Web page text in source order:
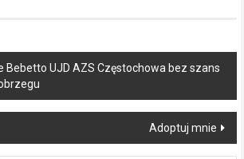
Bebetto UJD AZS Częstochowa bez szans
Adoptuj mnie